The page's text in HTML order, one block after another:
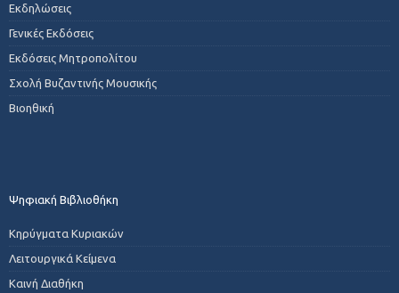
Εκδηλώσεις
Γενικές Εκδόσεις
Εκδόσεις Μητροπολίτου
Σχολή Βυζαντινής Μουσικής
Βιοηθική
Ψηφιακή Βιβλιοθήκη
Κηρύγματα Κυριακών
Λειτουργικά Κείμενα
Καινή Διαθήκη